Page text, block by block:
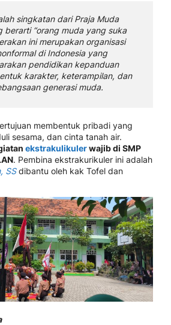
singkatan dari Praja Muda
berarti “orang muda yang suka
ini merupakan organisasi
di Indonesia yang
pendidikan kepanduan
karakter, keterampilan, dan
generasi muda.
membentuk pribadi yang
sesama, dan cinta tanah air.
ekstrakulikulerwajib di SMP
. Pembina ekstrakurikuler ini adalah
SSdibantu oleh kak Tofel dan